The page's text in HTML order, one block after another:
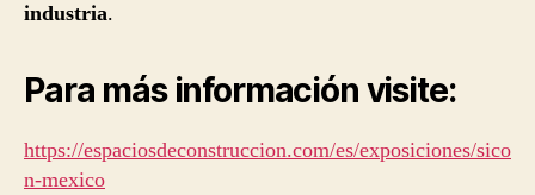
industria.
Para más información visite:
https://espaciosdeconstruccion.com/es/exposiciones/sico
n-mexico